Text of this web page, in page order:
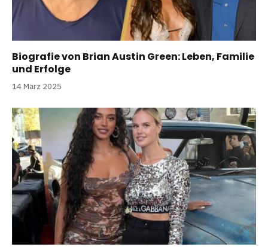
Biografie von Brian Austin Green: Leben, Familie
und Erfolge
14 März 2025